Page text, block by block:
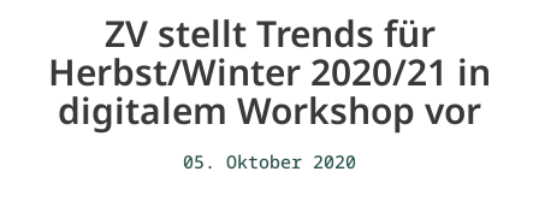
ZV stellt Trends für
Herbst/Winter 2020/21 in
digitalem Workshop vor
05. Oktober 2020